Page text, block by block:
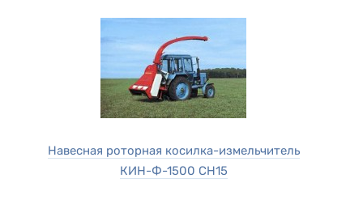
Навесная роторная косилка-измельчитель
КИН-Ф-1500 СН15